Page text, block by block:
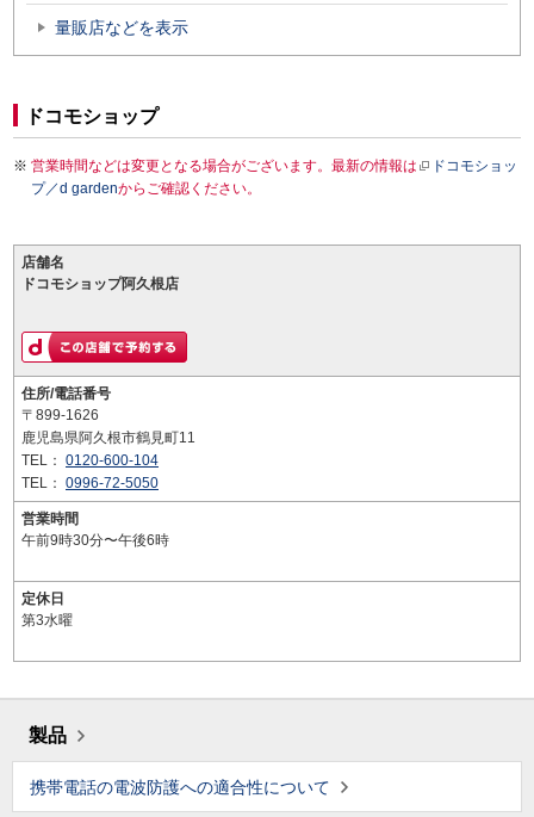
量販店などを表示
ドコモショップ
営業時間などは変更となる場合がございます。最新の情報は
ドコモショッ
プ／d gardenからご確認ください。
店舗名
ドコモショップ阿久根店
住所/電話番号
〒899-1626
鹿児島県阿久根市鶴見町11
TEL： 0120-600-104
TEL： 0996-72-5050
営業時間
午前9時30分〜午後6時
定休日
第3水曜
製品
携帯電話の電波防護への適合性について